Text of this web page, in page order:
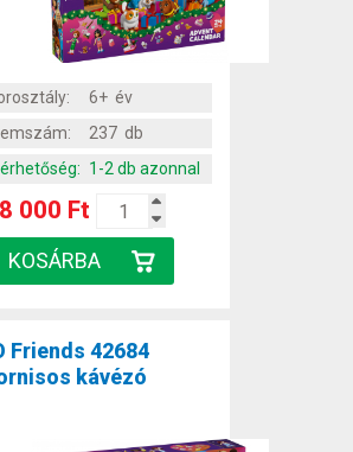
6+ év
237 db
1-2 db azonnal
8 000 Ft
Friends 42684
kávézó